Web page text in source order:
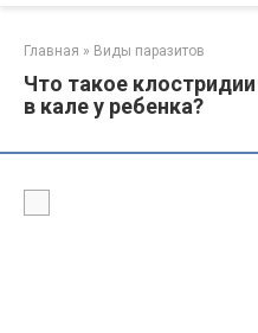
Главная » Виды паразитов
Что такое
в кале у ребенка?